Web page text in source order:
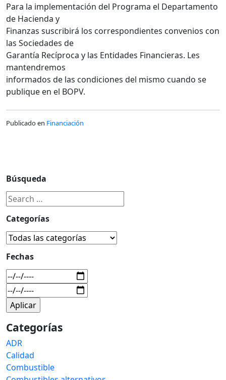
Para la implementación del Programa el Departamento
de Hacienda y
Finanzas suscribirá los correspondientes convenios con
las Sociedades de
Garantía Recíproca y las Entidades Financieras. Les
mantendremos
informados de las condiciones del mismo cuando se
publique en el BOPV.
Publicado en Financiación
Búsqueda
Categorías
Fechas
Categorías
ADR
Calidad
Combustible